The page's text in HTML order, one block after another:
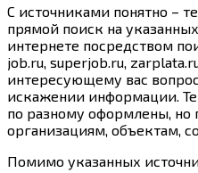
С источниками понятно –
прямой поиск на
интернете посредством
job.ru, superjob.ru,
интересующему вас
искажении информации.
по разному оформлены, но
организациям, объектам,
Помимо указанных